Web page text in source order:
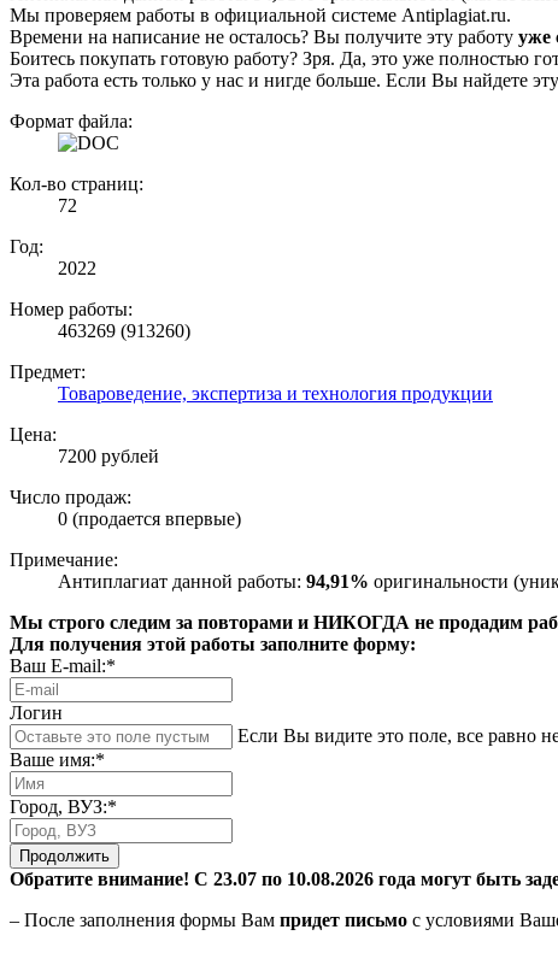
Мы проверяем работы в официальной системе Аntiplagiat.ru.
Времени на написание не осталось? Вы получите эту работу уже
Боитесь покупать готовую работу? Зря. Да, это уже полностью
Эта работа есть только у нас и нигде больше. Если Вы найдете
Формат файла:
Кол-во страниц:
72
Год:
2022
Номер работы:
463269 (913260)
Предмет:
Товароведение, экспертиза и технология продукции
Цена:
7200 рублей
Число продаж:
0 (продается впервые)
Примечание:
Антиплагиат данной работы: 94,91% оригинальности
Мы строго следим за повторами и НИКОГДА не продадим
Для получения этой работы заполните форму:
Ваш E-mail:*
Логин
Если Вы видите это поле, все равно
Ваше имя:*
Город, ВУЗ:*
Продолжить
Обратите внимание! С 23.07 по 10.08.2026 года могут быть
– После заполнения формы Вам придет письмо с условиями